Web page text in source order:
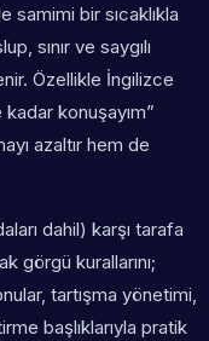
samimi bir sıcaklıkla
, sınır ve saygılı
Özellikle İngilizce
konuşayım”
azaltır hem de
dahil) karşı tarafa
görgü kurallarını;
tartışma yönetimi,
başlıklarıyla pratik